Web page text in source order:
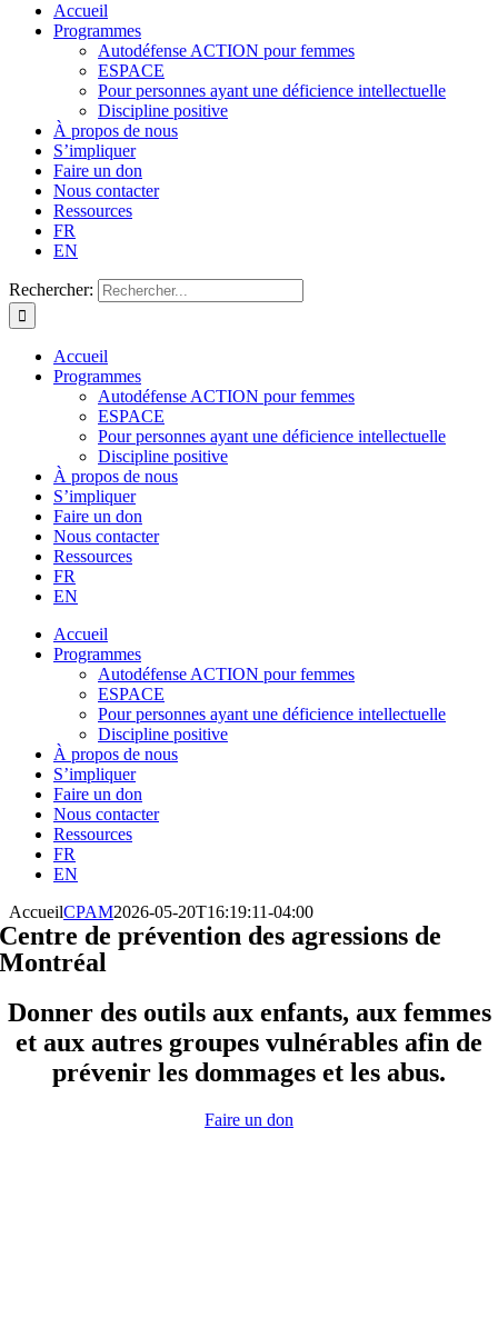
Accueil
Programmes
Autodéfense ACTION pour femmes
ESPACE
Pour personnes ayant une déficience intellectuelle
Discipline positive
À propos de nous
S’impliquer
Faire un don
Nous contacter
Ressources
FR
EN
Rechercher:
Accueil
Programmes
Autodéfense ACTION pour femmes
ESPACE
Pour personnes ayant une déficience intellectuelle
Discipline positive
À propos de nous
S’impliquer
Faire un don
Nous contacter
Ressources
FR
EN
Accueil
Programmes
Autodéfense ACTION pour femmes
ESPACE
Pour personnes ayant une déficience intellectuelle
Discipline positive
À propos de nous
S’impliquer
Faire un don
Nous contacter
Ressources
FR
EN
AccueilCPAM2026-05-20T16:19:11-04:00
Centre de prévention des agressions de
Montréal
Donner des outils aux enfants, aux femmes
et aux autres groupes vulnérables afin de
prévenir les dommages et les abus.
Faire un don